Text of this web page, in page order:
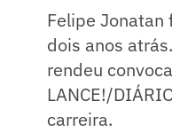
Felipe Jonatan
dois anos
rendeu
LANCE!/
carreira.